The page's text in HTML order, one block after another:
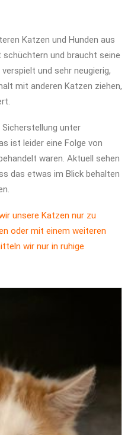
Katzen und Hunden aus
und braucht seine
und sehr neugierig,
mit anderen Katzen ziehen,
Sicherstellung unter
ist leider eine Folge von
waren. Aktuell sehen
das etwas im Blick behalten
unsere Katzen nur zu
oder mit einem weiteren
wir nur in ruhige